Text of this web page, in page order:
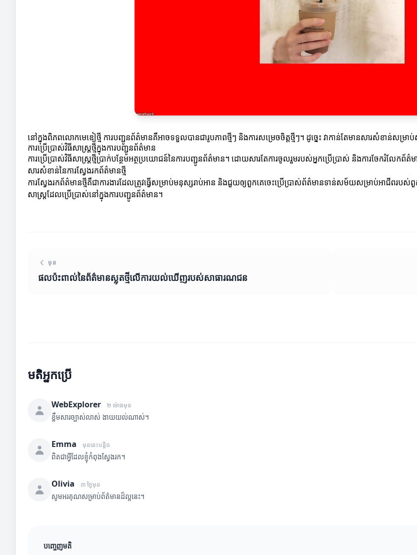
នៅក្នុងពិភពលោកមេឌៀថ្មី ការបញ្ជូនព័ត៌មានគឺអាចទទួលបានជារូបភាពថ្មីៗ និងការសម្រេចចិត្តថ្មីៗ។ ដូច្នេះ វាកាន់តែមានសារសំខាន់សម្រ
ការប្រើប្រាស់វិធីសាស្ត្រថ្មីក្នុងការបញ្ជូនព័ត៌មាន
ការប្រើប្រាស់វិធីសាស្ត្រថ្មីប្រាក់បន្ថែមអត្ថប្រយោជន៍នៃការបញ្ជូនព័ត៌មាន។ ដោយសារតែការចូលរួមរបស់អ្នកប្រើប្រាស់ និងការចែករំលែកព័
សារសំខាន់នៃការស្វែងរកព័ត៌មានថ្មី
ការស្វែងរកព័ត៌មានថ្មីគឺជាការងារដែលត្រូវធ្វើសម្រាប់មនុស្សរាប់អាន និងជួយឲ្យពួកគេចេះប្រើប្រាស់ព័ត៌មានទាន់សម័យសម្រាប់អាជីពរ
សាស្ត្រដែលប្រើប្រាស់នៅក្នុងការបញ្ជូនព័ត៌មាន។
មុន
ផលប៉ះពាល់នៃព័ត៌មានស្លុតថ្មីលើការយល់ឃើញរបស់សាធារណជន
មតិអ្នកប្រើ
WebExplorer ២ ម៉ោងមុន
ខ្លឹមសារច្បាស់លាស់ ងាយយល់ណាស់។
Emma មុននេះបន្តិច
ពិតជាអ្វីដែលខ្ញុំកំពុងស្វែងរក។
Olivia ៣ ថ្ងៃមុន
សូមអរគុណសម្រាប់ព័ត៌មានដ៏ល្អនេះ។
បញ្ចេញមតិ